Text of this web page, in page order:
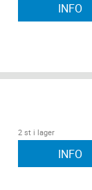
INFO
2 st i lager
INFO